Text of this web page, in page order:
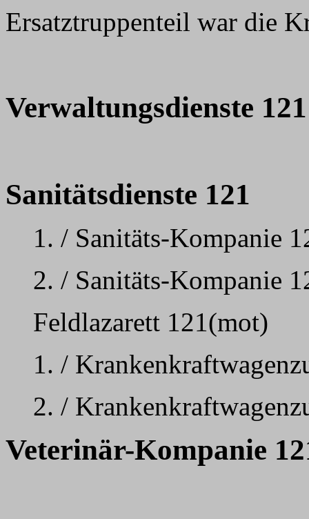
Ersatztruppenteil war die
Verwaltungsdienste 121
Sanitätsdienste 121
1. / Sanitäts-Kompanie
2. / Sanitäts-Kompanie
Feldlazarett 121(mot)
1. /
2. /
Veterinär-Kompanie